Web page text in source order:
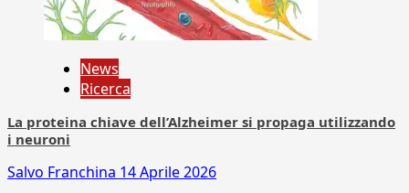
News
Ricerca
La proteina chiave dell’Alzheimer si propaga utilizzando
i neuroni
Salvo Franchina 14 Aprile 2026